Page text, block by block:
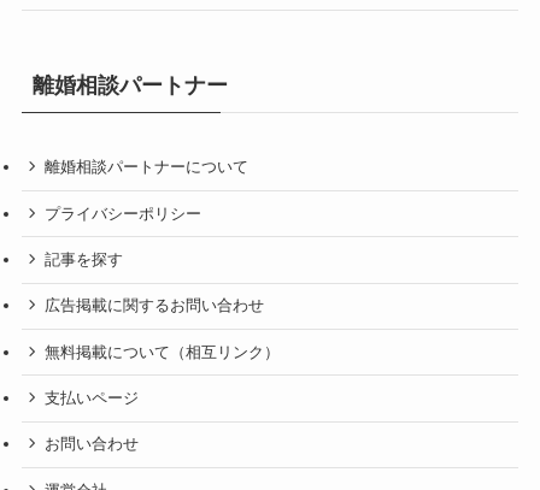
離婚相談パートナー
離婚相談パートナーについて
プライバシーポリシー
記事を探す
広告掲載に関するお問い合わせ
無料掲載について（相互リンク）
支払いページ
お問い合わせ